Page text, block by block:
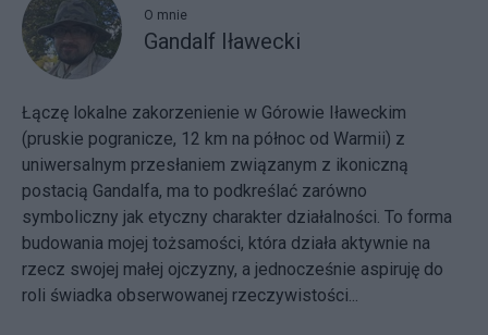
O mnie
Gandalf Iławecki
Łączę lokalne zakorzenienie w Górowie Iławeckim
(pruskie pogranicze, 12 km na północ od Warmii) z
uniwersalnym przesłaniem związanym z ikoniczną
postacią Gandalfa, ma to podkreślać zarówno
symboliczny jak etyczny charakter działalności. To forma
budowania mojej tożsamości, która działa aktywnie na
rzecz swojej małej ojczyzny, a jednocześnie aspiruję do
roli świadka obserwowanej rzeczywistości...